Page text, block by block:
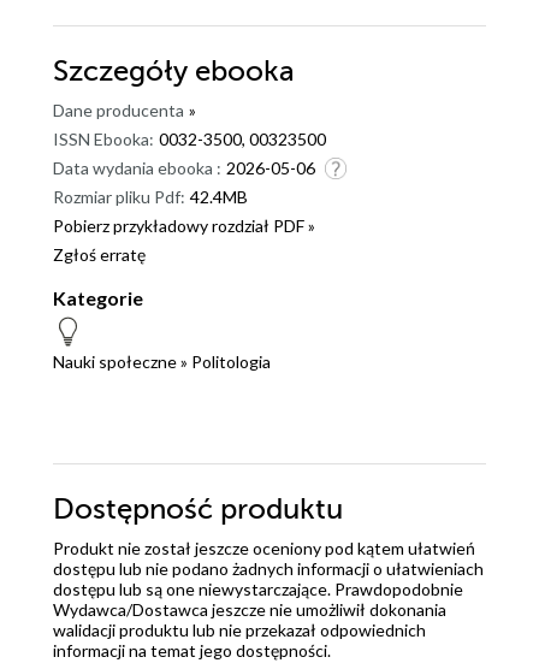
Szczegóły ebooka
Dane producenta »
ISSN Ebooka: 0032-3500, 00323500
Data wydania ebooka : 2026-05-06
Rozmiar pliku Pdf: 42.4MB
Pobierz przykładowy rozdział PDF »
Zgłoś erratę
Kategorie
Nauki społeczne» Politologia
Dostępność produktu
Produkt nie został jeszcze oceniony pod kątem ułatwień
dostępu lub nie podano żadnych informacji o ułatwieniach
dostępu lub są one niewystarczające. Prawdopodobnie
Wydawca/Dostawca jeszcze nie umożliwił dokonania
walidacji produktu lub nie przekazał odpowiednich
informacji na temat jego dostępności.